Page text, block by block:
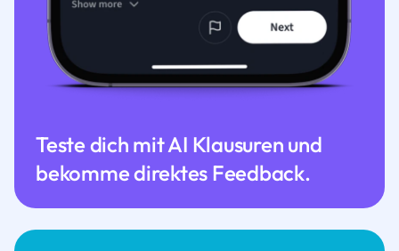
Teste dich mit AI Klausuren und
bekomme direktes Feedback.